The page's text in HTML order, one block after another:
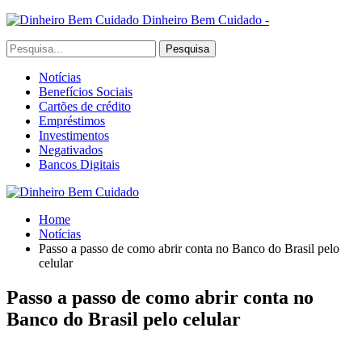
Dinheiro Bem Cuidado -
Notícias
Benefícios Sociais
Cartões de crédito
Empréstimos
Investimentos
Negativados
Bancos Digitais
Home
Notícias
Passo a passo de como abrir conta no Banco do Brasil pelo
celular
Passo a passo de como abrir conta no
Banco do Brasil pelo celular